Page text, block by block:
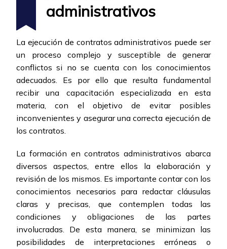
administrativos
La ejecución de contratos administrativos puede ser
un proceso complejo y susceptible de generar
conflictos si no se cuenta con los conocimientos
adecuados. Es por ello que resulta fundamental
recibir una capacitación especializada en esta
materia, con el objetivo de evitar posibles
inconvenientes y asegurar una correcta ejecución de
los contratos.
La formación en contratos administrativos abarca
diversos aspectos, entre ellos la elaboración y
revisión de los mismos. Es importante contar con los
conocimientos necesarios para redactar cláusulas
claras y precisas, que contemplen todas las
condiciones y obligaciones de las partes
involucradas. De esta manera, se minimizan las
posibilidades de interpretaciones erróneas o